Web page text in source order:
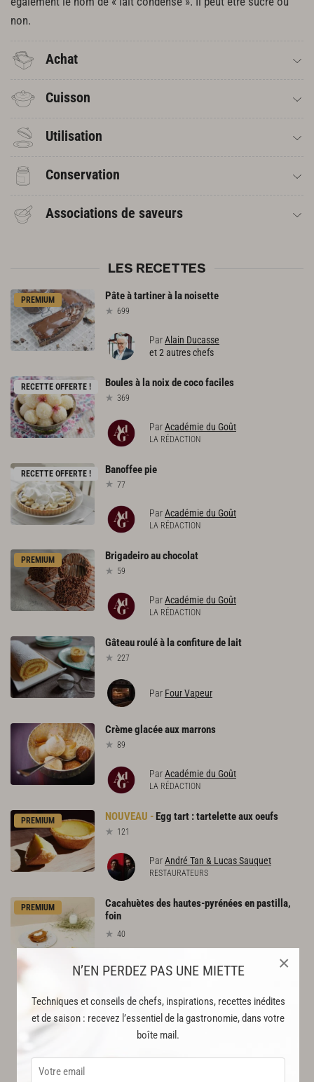
N’EN PERDEZ PAS UNE MIETTE
Techniques et conseils de chefs, inspirations, recettes inédites
et de saison : recevez l’essentiel de la gastronomie, dans votre
boîte mail.
×
non.
Achat
Cuisson
Utilisation
Conservation
Associations de saveurs
LES RECETTES
PREMIUM Pâteàtartinerà lanoisette
699
ParAlain Ducasse
et 2 autres chefs
RECETTE OFFERTE ! Boulesà lanoixdecocofaciles
369
ParAcadémie du Goût
LA RÉDACTION
RECETTE OFFERTE ! Banoffeepie
77
ParAcadémie du Goût
LA RÉDACTION
PREMIUM Brigadeiroauchocolat
59
ParAcadémie du Goût
LA RÉDACTION
Gâteaurouléà laconfiturede lait
227
Par Four Vapeur
Crèmeglacéeauxmarrons
89
ParAcadémie du Goût
LA RÉDACTION
PREMIUM Egg tart :tarteletteauxoeufs
121
ParAndré Tan & Lucas Sauquet
RESTAURATEURS
PREMIUM
Cacahuètes des hautes-pyrénées en pastilla,
foin
40
CHEF